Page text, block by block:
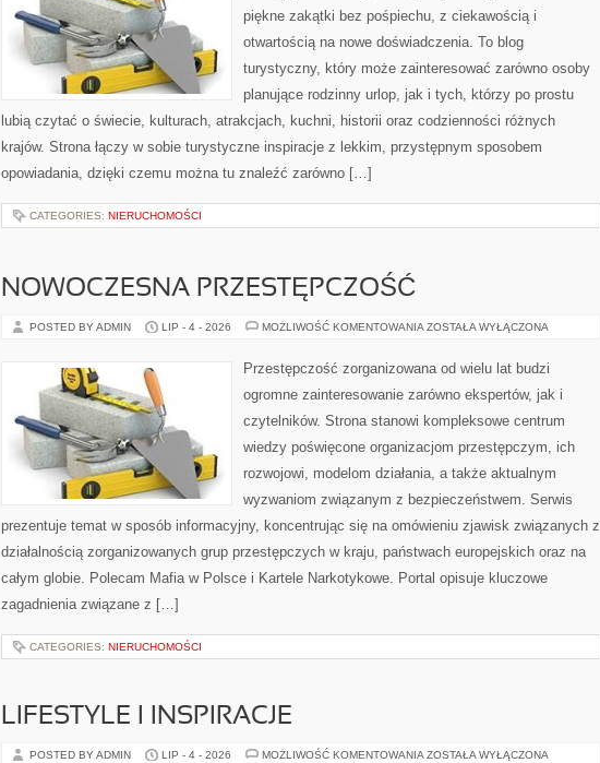
piękne zakątki bez pośpiechu, z ciekawością i
otwartością na nowe doświadczenia. To blog
turystyczny, który może zainteresować zarówno osoby
planujące rodzinny urlop, jak i tych, którzy po prostu
lubią czytać o świecie, kulturach, atrakcjach, kuchni, historii oraz codzienności różnych
krajów. Strona łączy w sobie turystyczne inspiracje z lekkim, przystępnym sposobem
opowiadania, dzięki czemu można tu znaleźć zarówno […]
CATEGORIES: NIERUCHOMOŚCI
NOWOCZESNA PRZESTĘPCZOŚĆ
POSTED BY ADMIN LIP - 4 - 2026 MOŻLIWOŚĆ KOMENTOWANIA NOWOCZESNA
ZOSTAŁA WYŁĄCZONA
Przestępczość zorganizowana od wielu lat budzi
ogromne zainteresowanie zarówno ekspertów, jak i
czytelników. Strona stanowi kompleksowe centrum
wiedzy poświęcone organizacjom przestępczym, ich
rozwojowi, modelom działania, a także aktualnym
wyzwaniom związanym z bezpieczeństwem. Serwis
prezentuje temat w sposób informacyjny, koncentrując się na omówieniu zjawisk związanych z
działalnością zorganizowanych grup przestępczych w kraju, państwach europejskich oraz na
całym globie. Polecam Mafia w Polsce i Kartele Narkotykowe. Portal opisuje kluczowe
zagadnienia związane z […]
CATEGORIES: NIERUCHOMOŚCI
LIFESTYLE I INSPIRACJE
POSTED BY ADMIN LIP - 4 - 2026 MOŻLIWOŚĆ KOMENTOWANIA LIFESTYLE
ZOSTAŁA WYŁĄCZONA